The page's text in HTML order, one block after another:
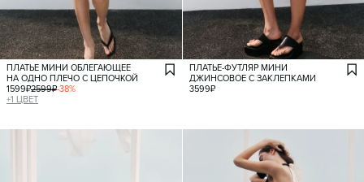
ПЛАТЬЕ МИНИ ОБЛЕГАЮЩЕЕ
НА ОДНО ПЛЕЧО С ЦЕПОЧКОЙ
1599₽2599₽-38%
+1 ЦВЕТ
ПЛАТЬЕ-ФУТЛЯР МИНИ
ДЖИНСОВОЕ С ЗАКЛЕПКАМИ
3599₽